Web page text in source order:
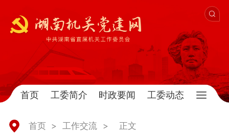
首页 工委简介 时政要闻 工委动态
首页 > 工作交流 > 正文